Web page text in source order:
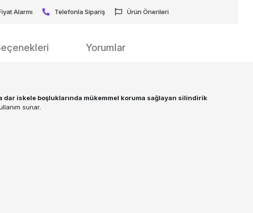
Alarmı Telefonla Sipariş Ürün Önerileri
Yorumlar
dar iskele boşluklarında mükemmel koruma sağlayan silindirik
sunar.